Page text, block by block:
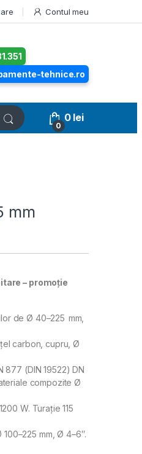
Contul meu
tehnice.ro
0
0 lei
mm
– promoție
de Ø 40–225 mm,
carbon, cupru, Ø
877 (DIN 19522) DN
compozite Ø
W. Turaţie 115
mm, Ø 4–6″.